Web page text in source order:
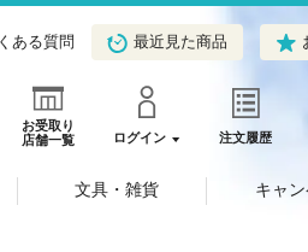
ある質問 最近見た商品
お受取り
店舗一覧
ログイン 注文履歴
文具・雑貨 キャ